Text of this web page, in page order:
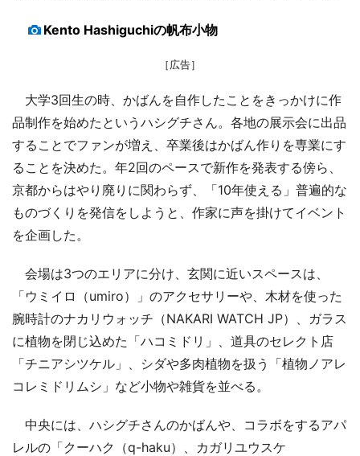
Kento Hashiguchiの帆布小物
［広告］
大学3回生の時、かばんを自作したことをきっかけに作
品制作を始めたというハシグチさん。各地の展示会に出品
することでファンが増え、卒業後はかばん作りを専業にす
ることを決めた。年2回のペースで新作を発表する傍ら、
京都からはやり廃りに関わらず、「10年使える」普遍的な
ものづくりを発信をしようと、作家に声を掛けてイベント
を企画した。
会場は3つのエリアに分け、玄関に近いスペースは、
「ウミイロ（umiro）」のアクセサリーや、木材を使った
腕時計のナカリウォッチ（NAKARI WATCH JP）、ガラス
に植物を閉じ込めた「ハコミドリ」、道具のセレクト店
「チニアシツケル」、シダや多肉植物を扱う「植物ノアレ
コレミドリムシ」など小物や雑貨を並べる。
中央には、ハシグチさんのかばんや、コラボをするアパ
レルの「クーハク（q-haku）、カガリユウスケ